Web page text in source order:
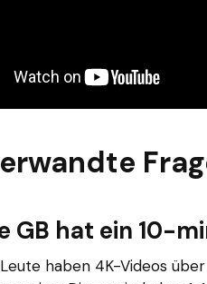
GB hat ein 10-
haben 4K-Videos